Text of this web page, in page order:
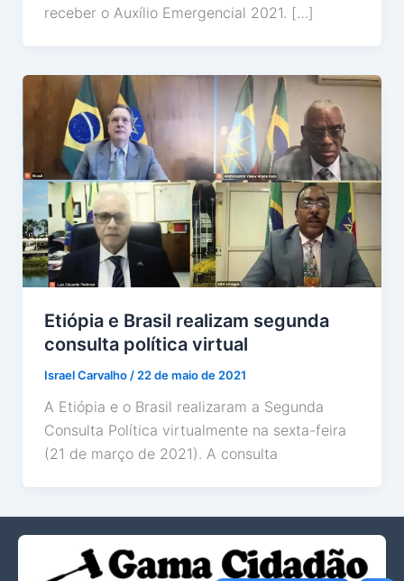
receber o Auxílio Emergencial 2021. […]
Etiópia e Brasil realizam segunda
consulta política virtual
Israel Carvalho / 22 de maio de 2021
A Etiópia e o Brasil realizaram a Segunda
Consulta Política virtualmente na sexta-feira
(21 de março de 2021). A consulta